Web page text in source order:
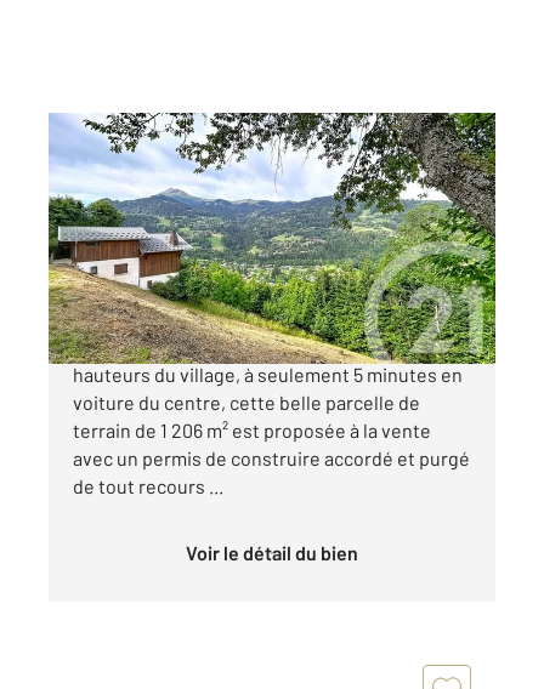
ST GERVAIS LES BAINS 74
1206 m2
Ref : 1141
Terrain à vendre
430 000 €
SAINT-GERVAIS-LES-BAINS Située sur les
hauteurs du village, à seulement 5 minutes en
voiture du centre, cette belle parcelle de
terrain de 1 206 m² est proposée à la vente
avec un permis de construire accordé et purgé
de tout recours ...
Voir le détail du bien